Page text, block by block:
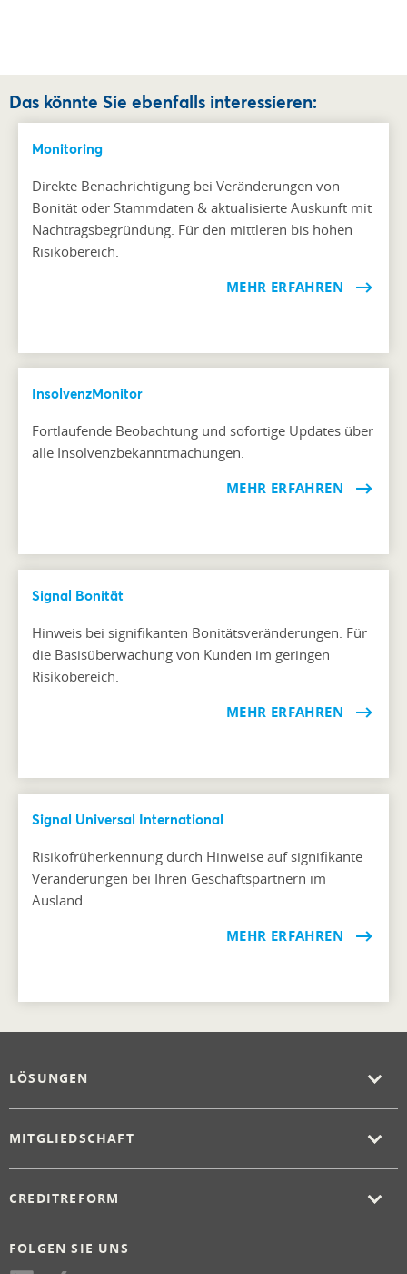
Das könnte Sie ebenfalls interessieren:
Monitoring
Direkte Benachrichtigung bei Veränderungen von
Bonität oder Stammdaten & aktualisierte Auskunft mit
Nachtragsbegründung. Für den mittleren bis hohen
Risikobereich.
MEHR ERFAHREN
InsolvenzMonitor
Fortlaufende Beobachtung und sofortige Updates über
alle Insolvenzbekanntmachungen.
MEHR ERFAHREN
Signal Bonität
Hinweis bei signifikanten Bonitätsveränderungen. Für
die Basisüberwachung von Kunden im geringen
Risikobereich.
MEHR ERFAHREN
Signal Universal International
Risikofrüherkennung durch Hinweise auf signifikante
Veränderungen bei Ihren Geschäftspartnern im
Ausland.
MEHR ERFAHREN
LÖSUNGEN
MITGLIEDSCHAFT
CREDITREFORM
FOLGEN SIE UNS